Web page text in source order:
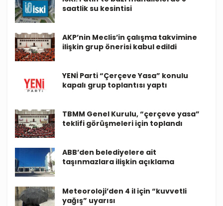
saatlik su kesintisi
AKP’nin Meclis’in çalışma takvimine
ilişkin grup önerisi kabul edildi
YENİ Parti “Çerçeve Yasa” konulu
kapalı grup toplantısı yaptı
TBMM Genel Kurulu, “çerçeve yasa”
teklifi görüşmeleri için toplandı
ABB’den belediyelere ait
taşınmazlara ilişkin açıklama
Meteoroloji’den 4 il için “kuvvetli
yağış” uyarısı